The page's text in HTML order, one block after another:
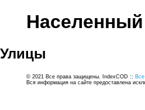
Населенный
Улицы
© 2021 Все права защищены. IndexCOD ::
Вся информация на сайте предоставлена